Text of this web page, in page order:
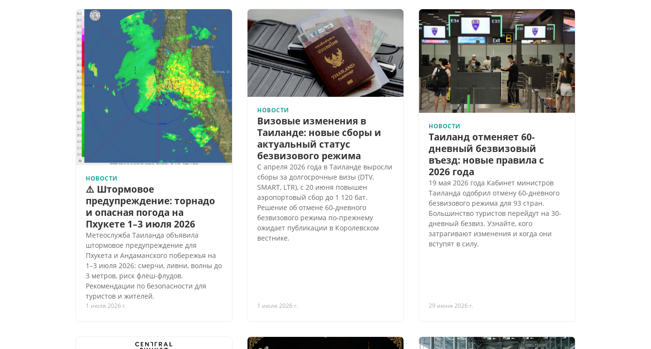
НОВОСТИ
⚠️ Штормовое
предупреждение: торнадо
и опасная погода на
Пхукете 1–3 июля 2026
Метеослужба Таиланда объявила
штормовое предупреждение для
Пхукета и Андаманского побережья на
1–3 июля 2026: смерчи, ливни, волны до
3 метров, риск флеш-флудов.
Рекомендации по безопасности для
туристов и жителей.
1 июля 2026 г.
НОВОСТИ
Визовые изменения в
Таиланде: новые сборы и
актуальный статус
безвизового режима
С апреля 2026 года в Таиланде выросли
сборы за долгосрочные визы (DTV,
SMART, LTR), с 20 июня повышен
аэропортовый сбор до 1 120 бат.
Решение об отмене 60-дневного
безвизового режима по-прежнему
ожидает публикации в Королевском
вестнике.
1 июля 2026 г.
НОВОСТИ
Таиланд отменяет 60-
дневный безвизовый
въезд: новые правила с
2026 года
19 мая 2026 года Кабинет министров
Таиланда одобрил отмену 60-дневного
безвизового режима для 93 стран.
Большинство туристов перейдут на 30-
дневный безвиз. Узнайте, кого
затрагивают изменения и когда они
вступят в силу.
29 июня 2026 г.